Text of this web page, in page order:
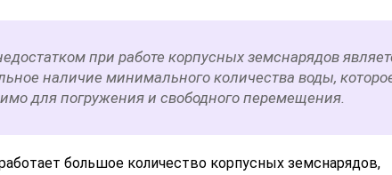
при работе корпусных земснарядов
наличие минимального количества воды,
для погружения и свободного перемещения.
большое количество корпусных земснарядов,